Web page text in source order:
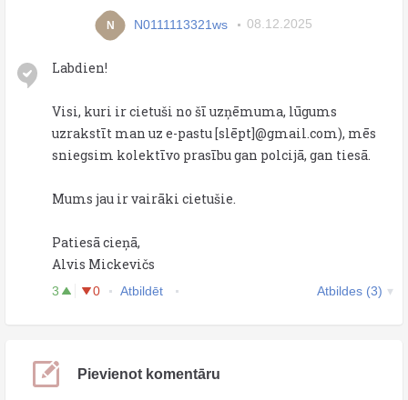
N N0111113321ws 08.12.2025
Labdien!
Visi, kuri ir cietuši no šī uzņēmuma, lūgums
uzrakstīt man uz e-pastu [slēpt]@gmail.com), mēs
sniegsim kolektīvo prasību gan polcijā, gan tiesā.
Mums jau ir vairāki cietušie.
Patiesā cieņā,
Alvis Mickevičs
3 0 Atbildēt Atbildes (3)
Pievienot komentāru